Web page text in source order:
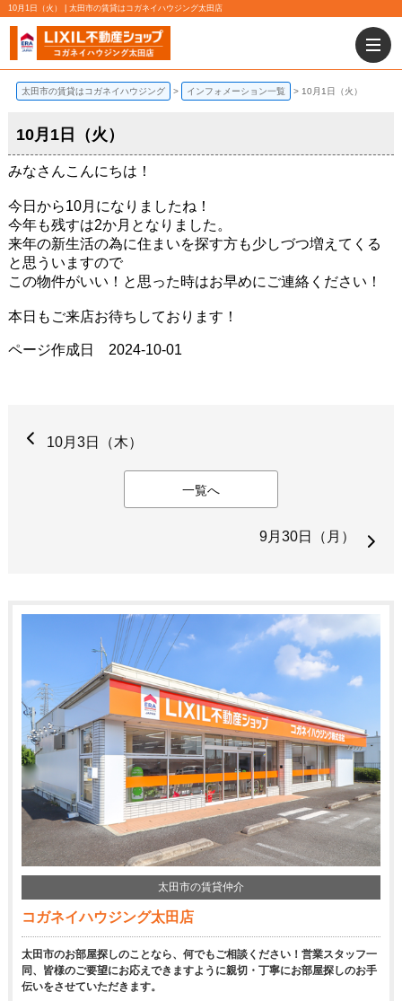
10月1日（火） | 太田市の賃貸はコガネイハウジング太田店
太田市の賃貸はコガネイハウジング インフォメーション一覧 10月1日（火）
10月1日（火）
みなさんこんにちは！
今日から10月になりましたね！
今年も残すは2か月となりました。
来年の新生活の為に住まいを探す方も少しづつ増えてくる
と思ういますので
この物件がいい！と思った時はお早めにご連絡ください！
本日もご来店お待ちしております！
ページ作成日 2024-10-01
10月3日（木）
一覧へ
9月30日（月）
太田市の賃貸仲介
コガネイハウジング太田店
太田市のお部屋探しのことなら、何でもご相談ください！営業スタッフ一
同、皆様のご要望にお応えできますように親切・丁寧にお部屋探しのお手
伝いをさせていただきます。